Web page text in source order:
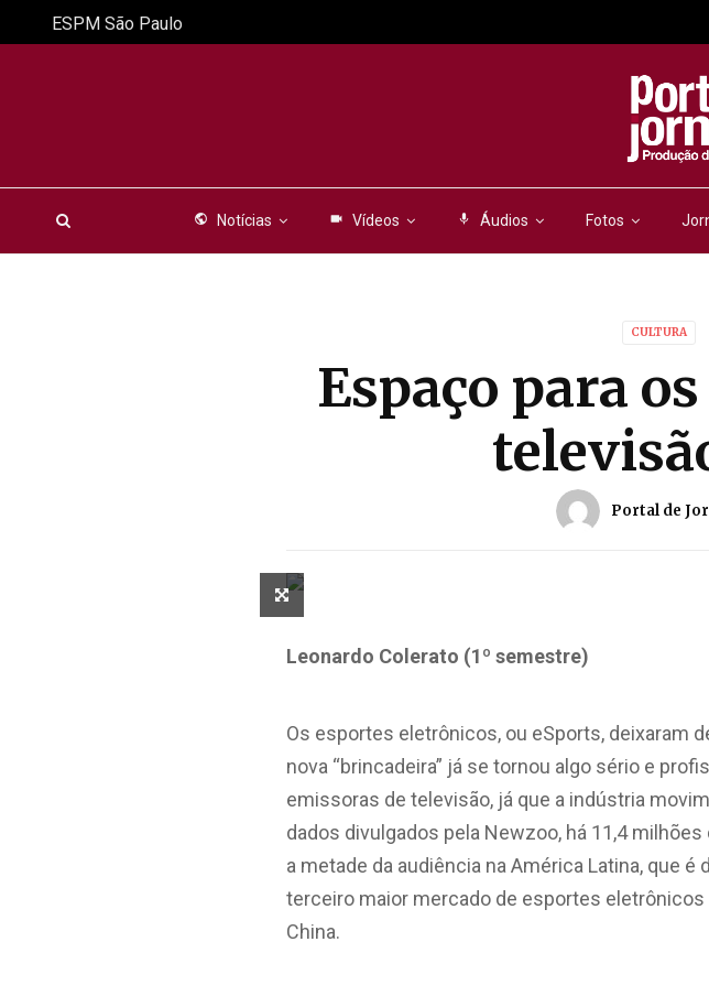
public Notícias videocam Vídeos mic Áudios Fotos
ESPM São Paulo
CULTURA
Espaço para
Portal de
Leonardo Colerato (1º semestre)
Os esportes eletrônicos, ou eSports, deixaram
nova “brincadeira” já se tornou algo sério e
emissoras de televisão, já que a indústria
dados divulgados pela Newzoo, há 11,4
a metade da audiência na América Latina, que
terceiro maior mercado de esportes eletrônicos
China.